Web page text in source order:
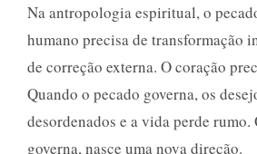
Na antropologia espiritual, o
humano precisa de transformação
de correção externa. O coração
Quando o pecado governa, os
desordenados e a vida perde rumo.
governa, nasce uma nova direção.